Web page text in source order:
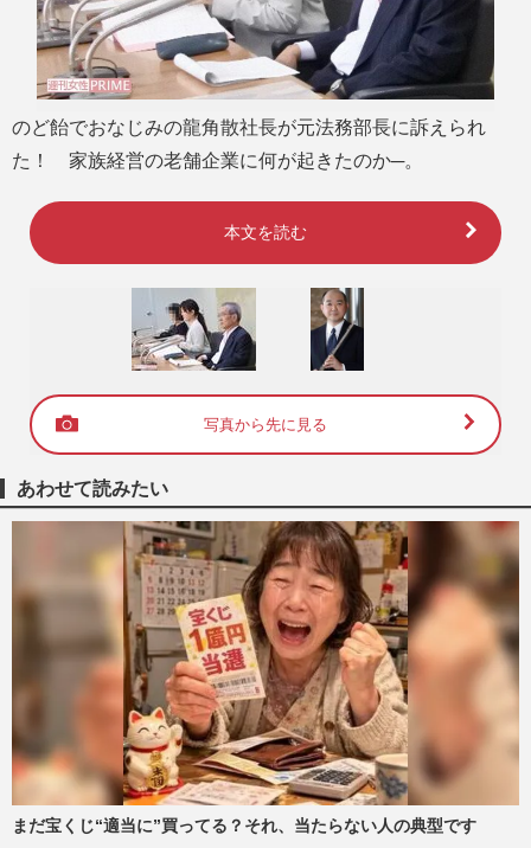
のど飴でおなじみの龍角散社長が元法務部長に訴えられ
た！ 家族経営の老舗企業に何が起きたのか─。
本文を読む
写真から先に見る
あわせて読みたい
まだ宝くじ“適当に”買ってる？それ、当たらない人の典型です